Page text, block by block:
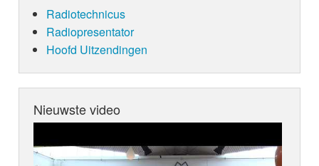
Radiotechnicus
Radiopresentator
Hoofd Uitzendingen
Nieuwste video